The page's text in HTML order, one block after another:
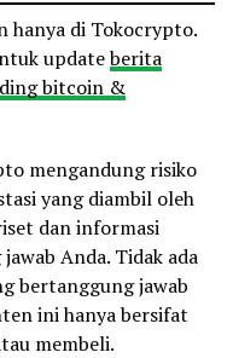
hanya di Tokocrypto.
updateberita
bitcoin &
mengandung risiko
yang diambil oleh
dan informasi
Anda. Tidak ada
bertanggung jawab
ini hanya bersifat
membeli.